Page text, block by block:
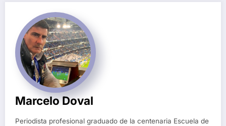
Marcelo Doval
Periodista profesional graduado de la centenaria Escuela de